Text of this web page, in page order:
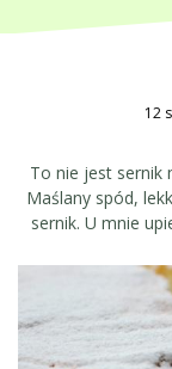
12
To nie jest sernik
Maślany spód,
sernik. U mnie